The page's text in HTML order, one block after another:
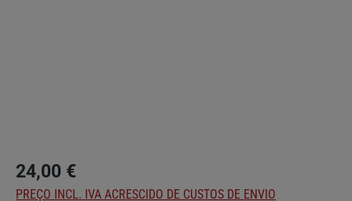
24,00 €
PREÇO INCL. IVA ACRESCIDO DE CUSTOS DE ENVIO